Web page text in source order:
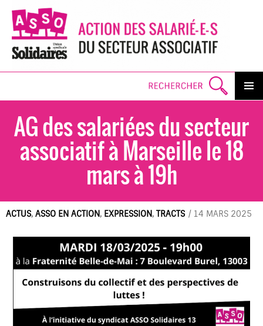
AG des salarié·e·s du secteur
associatif à Marseille le 18
mars à 19h
ACTUS, ASSO EN ACTION, EXPRESSION, TRACTS / 14 MARS 2025